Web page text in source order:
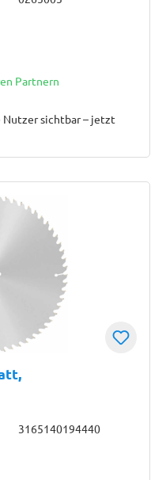
Partnern
Nutzer sichtbar – jetzt
3165140194440